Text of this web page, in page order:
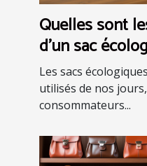
Quelles sont
d'un sac
Les sacs
utilisés de nos
consommateurs...